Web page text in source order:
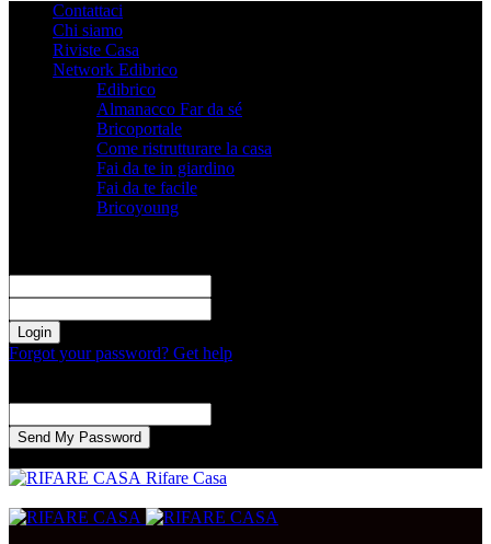
Contattaci
Chi siamo
Riviste Casa
Network Edibrico
Edibrico
Almanacco Far da sé
Bricoportale
Come ristrutturare la casa
Fai da te in giardino
Fai da te facile
Bricoyoung
Forgot your password? Get help
Rifare Casa